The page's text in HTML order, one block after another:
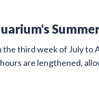
third week of July to
are lengthened,